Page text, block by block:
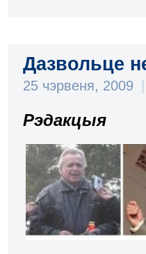
Дазвольце
25 чэрвеня, 2009 |
Рэдакцыя